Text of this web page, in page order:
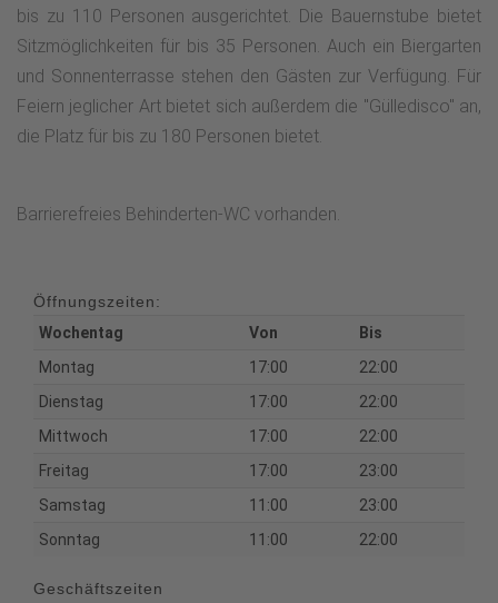
bis zu 110 Personen ausgerichtet. Die Bauernstube bietet
Sitzmöglichkeiten für bis 35 Personen. Auch ein Biergarten
und Sonnenterrasse stehen den Gästen zur Verfügung. Für
Feiern jeglicher Art bietet sich außerdem die "Gülledisco" an,
die Platz für bis zu 180 Personen bietet.
Barrierefreies Behinderten-WC vorhanden.
Öffnungszeiten:
Wochentag
Von
Bis
Montag
17:00
22:00
Dienstag
17:00
22:00
Mittwoch
17:00
22:00
Freitag
17:00
23:00
Samstag
11:00
23:00
Sonntag
11:00 22:00
Geschäftszeiten